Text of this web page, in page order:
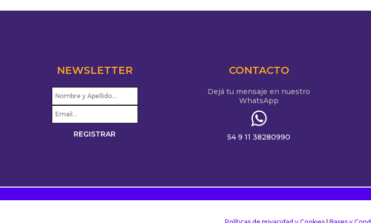
NEWSLETTER CONTACTO
Dejá tu mensaje en nuestro
WhatsApp
54 9 11 38280990